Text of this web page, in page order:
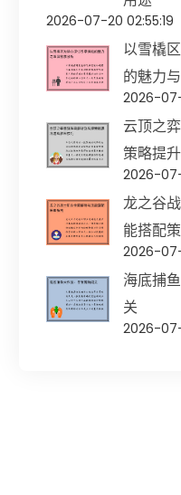
2026-07-20 02:55:19
以雪橇
的魅力
2026-
云顶之
策略提
2026-
龙之谷
能搭配
2026-
海底捕
关
2026-07-